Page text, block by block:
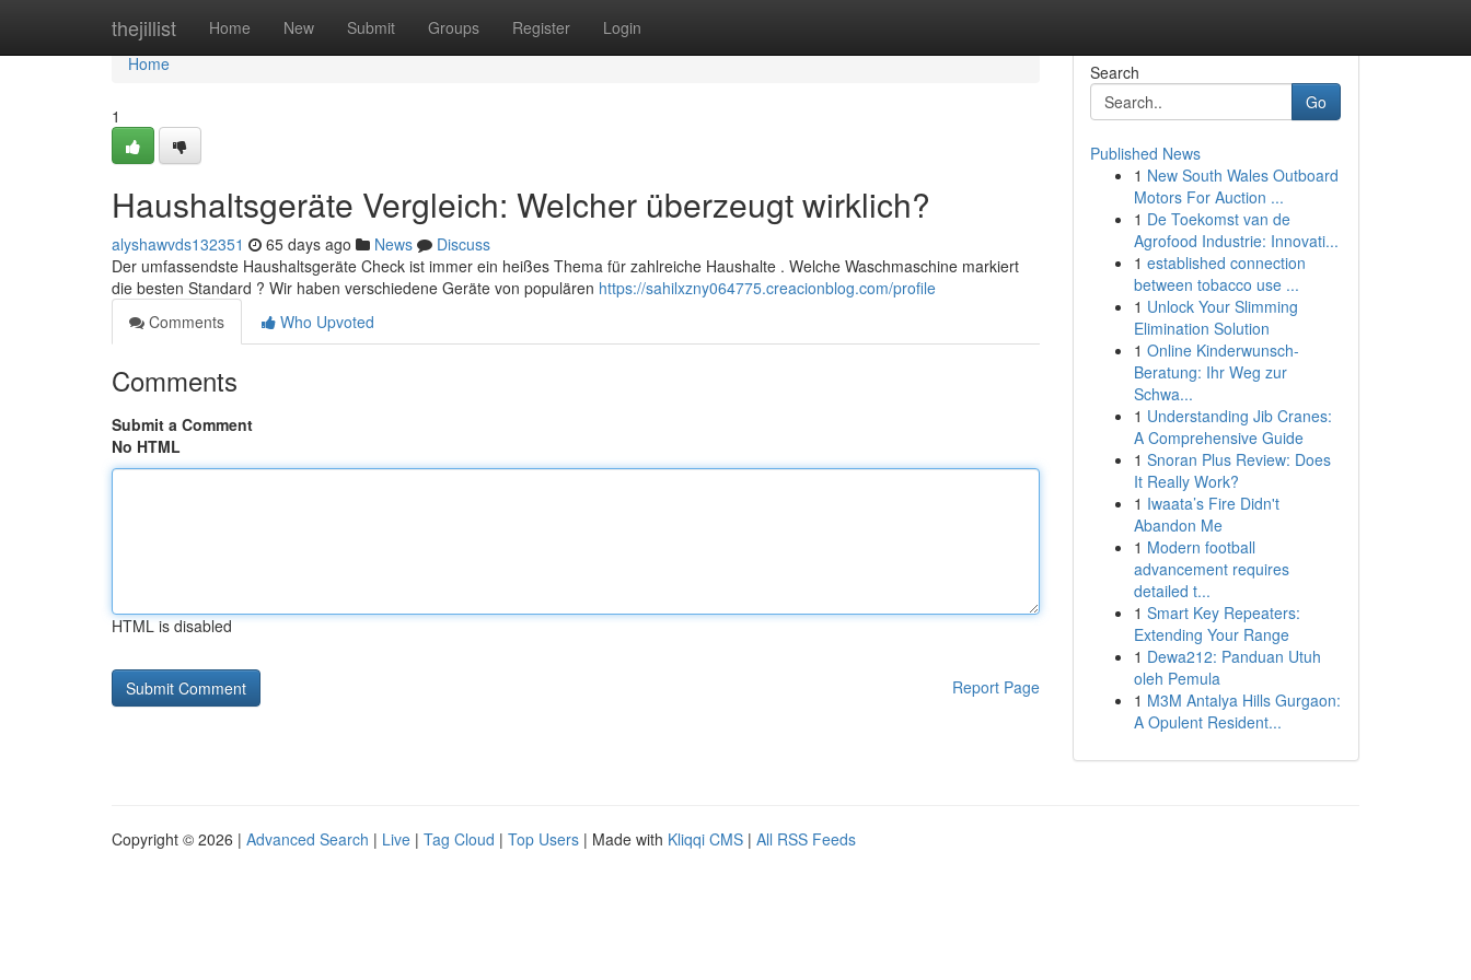
thejillist Home New Submit Groups Register Login
Home
Home
1
Haushaltsgeräte Vergleich: Welcher überzeugt wirklich?
alyshawvds132351 65 days ago News
Discuss
Der umfassendste Haushaltsgeräte Check ist immer ein heißes Thema für zahlreiche Haushalte . Welche Waschmaschine markiert
die besten Standard ? Wir haben verschiedene Geräte von populären https://sahilxzny064775.creacionblog.com/profile
Comments
Who Upvoted
Comments
Submit a Comment
No HTML
HTML is disabled
Report Page
Search
Go
Published News
1 New South Wales Outboard
Motors For Auction ...
1 De Toekomst van de
Agrofood Industrie: Innovati...
1 established connection
between tobacco use ...
1 Unlock Your Slimming
Elimination Solution
1 Online Kinderwunsch-
Beratung: Ihr Weg zur
Schwa...
1 Understanding Jib Cranes:
A Comprehensive Guide
1 Snoran Plus Review: Does
It Really Work?
1 Iwaata’s Fire Didn't
Abandon Me
1 Modern football
advancement requires
detailed t...
1 Smart Key Repeaters:
Extending Your Range
1 Dewa212: Panduan Utuh
oleh Pemula
1 M3M Antalya Hills Gurgaon:
A Opulent Resident...
Copyright © 2026 | Advanced Search | Live | Tag Cloud | Top Users | Made with Kliqqi CMS | All RSS Feeds